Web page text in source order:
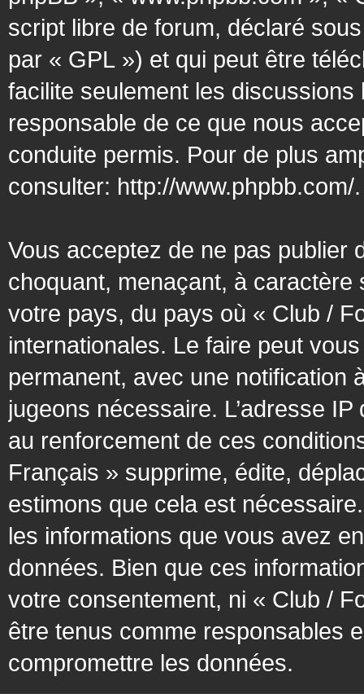
script libre de forum, déclaré
par « GPL ») et qui peut être
facilite seulement les
responsable de ce que nous
conduite permis. Pour de plus
consulter: http://www.phpbb.com/.
Vous acceptez de ne pas publier
choquant, menaçant, à
votre pays, du pays où « Club /
internationales. Le faire peut
permanent, avec une notification
jugeons nécessaire. L’adresse
au renforcement de ces
Français » supprime, édite,
estimons que cela est
les informations que vous avez
données. Bien que ces
votre consentement, ni « Club /
être tenus comme responsables
compromettre les données.